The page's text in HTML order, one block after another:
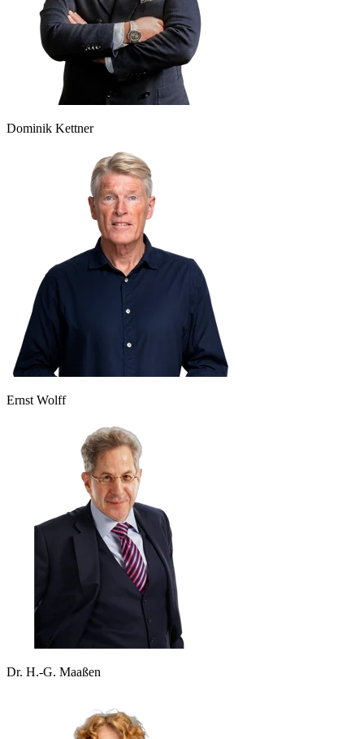
Dominik Kettner
Ernst Wolff
Dr. H.-G. Maaßen